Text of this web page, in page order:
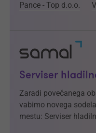
Pance - Top d.o.o.
Serviser
Zaradi povečanega
vabimo novega
mestu: Serviser